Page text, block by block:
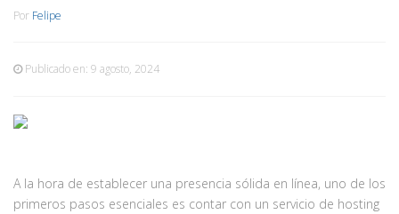
Por Felipe
Publicado en: 9 agosto, 2024
A la hora de establecer una presencia sólida en línea, uno de los
primeros pasos esenciales es contar con un servicio de hosting